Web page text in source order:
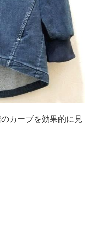
カーブを効果的に見